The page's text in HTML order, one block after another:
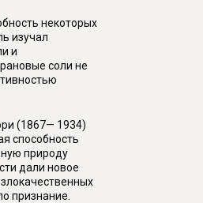
некоторых
изучал
и
соли не
(1867— 1934)
способность
природу
дали новое
признание.